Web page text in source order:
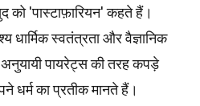
'पास्टाफ़ारियन' कहते हैं।
धार्मिक स्वतंत्रता और वैज्ञानिक
अनुयायी पायरेट्स की तरह कपड़े
धर्म का प्रतीक मानते हैं।